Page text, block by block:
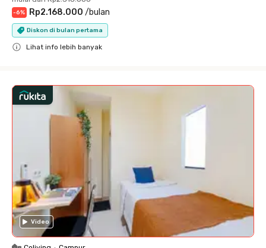
-6% Rp2.168.000 /bulan
Diskon di bulan pertama
Lihat info lebih banyak
Video